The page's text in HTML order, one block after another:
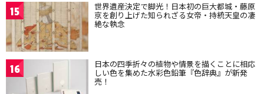
15 世界遺産決定で脚光！日本初の巨大都城・藤原
京を創り上げた知られざる女帝・持統天皇の凄
絶な執念
16 日本の四季折々の植物や情景を描くことに相応
しい色を集めた水彩色鉛筆『色辞典』が新発
売！